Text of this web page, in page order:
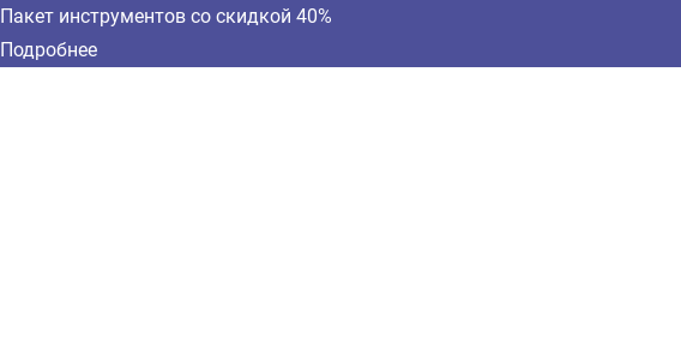
Пакет инструментов со скидкой 40%
Подробнее